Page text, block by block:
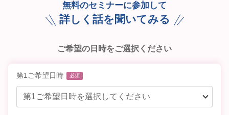
無料のセミナーに参加して
詳しく話を聞いてみる
ご希望の日時をご選択ください
第1ご希望日時 必須